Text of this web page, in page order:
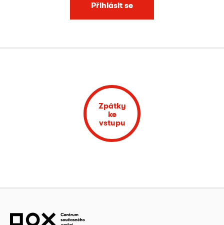
Přihlásit se
Zpátky
ke
vstupu